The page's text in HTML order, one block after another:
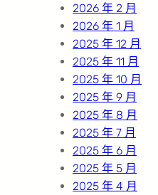
2026 年 2 月
2026 年 1 月
2025 年 12 月
2025 年 11 月
2025 年 10 月
2025 年 9 月
2025 年 8 月
2025 年 7 月
2025 年 6 月
2025 年 5 月
2025 年 4 月